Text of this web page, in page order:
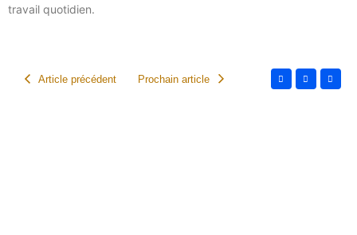
travail quotidien.
Article précédent Prochain article